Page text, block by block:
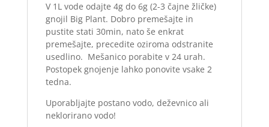
V 1L vode odajte 4g do 6g (2-3 čajne žličke)
gnojil Big Plant. Dobro premešajte in
pustite stati 30min, nato še enkrat
premešajte, precedite oziroma odstranite
usedlino. Mešanico porabite v 24 urah.
Postopek gnojenje lahko ponovite vsake 2
tedna.
Uporabljajte postano vodo, deževnico ali
neklorirano vodo!